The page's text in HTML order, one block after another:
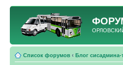
ОРЛОВСКИЙ
Список форумов ‹ Блог сисадмина-